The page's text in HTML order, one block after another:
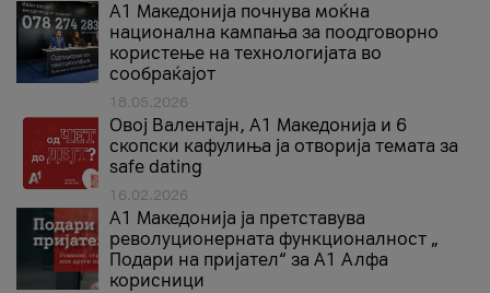
A1 Македонија почнува моќна
национална кампања за поодговорно
користење на технологијата во
сообраќајот
18.05.2026
Овој Валентајн, A1 Македонија и 6
скопски кафулиња ја отворија темата за
safe dating
16.02.2026
А1 Македонија ја претставува
револуционерната функционалност „
Подари на пријател“ за А1 Алфа
корисници